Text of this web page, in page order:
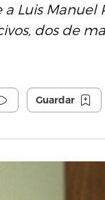
Luis Manuel
dos de
Guardar